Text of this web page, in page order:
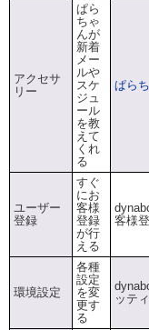
アクセサ
リー
ぱら
ちゃ
んが
新着
メー
ルや
スケ
ジュ
ール
を教
えて
くれ
る
ぱら
ユーザー
登録
すぐ
にお
客様
登録
が行
える
客様
環境設定
各種
設定
を変
更す
る
ッテ